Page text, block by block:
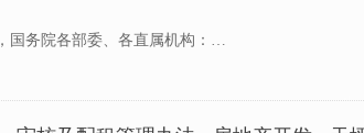
务院各部委、各直属机构：
有效促进了耕地保护；同时，一些地方在农村
政策..